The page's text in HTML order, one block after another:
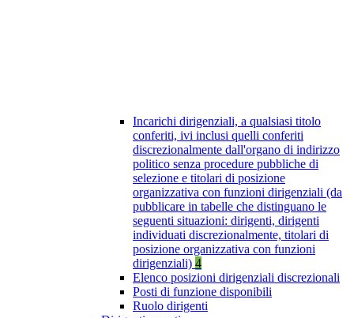
Incarichi dirigenziali, a qualsiasi titolo
conferiti, ivi inclusi quelli conferiti
discrezionalmente dall'organo di indirizzo
politico senza procedure pubbliche di
selezione e titolari di posizione
organizzativa con funzioni dirigenziali (da
pubblicare in tabelle che distinguano le
seguenti situazioni: dirigenti, dirigenti
individuati discrezionalmente, titolari di
posizione organizzativa con funzioni
dirigenziali) 4
Elenco posizioni dirigenziali discrezionali
Posti di funzione disponibili
Ruolo dirigenti